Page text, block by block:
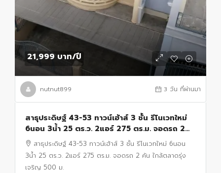
21,999 บาท/ปี
nutnut899 3 วัน ที่ผ่านมา
สาธุประดิษฐ์ 43-53 ทาวน์เฮ้าส์ 3 ชั้น รีโนเวทใหม่
6นอน 3น้ำ 25 ตร.ว. 2แอร์ 275 ตร.ม. จอดรถ 2
คัน ใกล้ตลาดรุ่งเจริญ 500 ม.
สาธุประดิษฐ์ 43-53 ทาวน์เฮ้าส์ 3 ชั้น รีโนเวทใหม่ 6นอน
3น้ำ 25 ตร.ว. 2แอร์ 275 ตร.ม. จอดรถ 2 คัน ใกล้ตลาดรุ่ง
เจริญ 500 ม.